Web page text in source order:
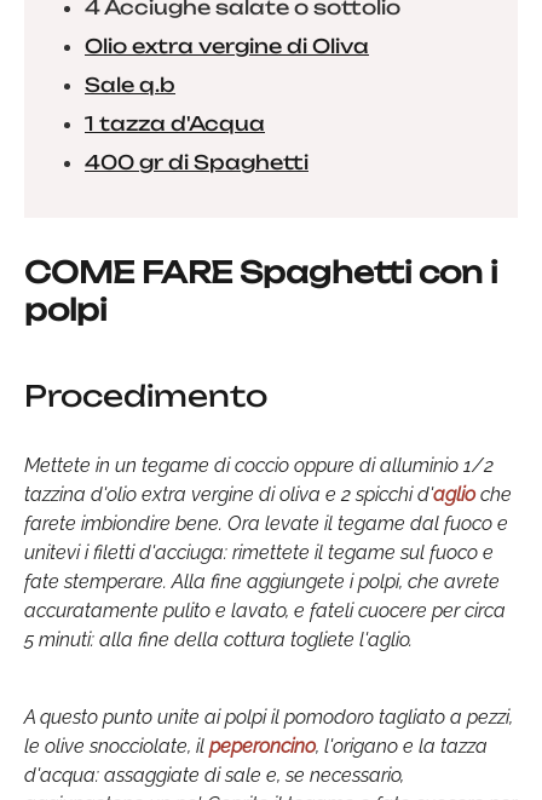
4 Acciughe salate o sottolio
Olio extra vergine di Oliva
Sale q.b
1 tazza d'Acqua
400 gr di Spaghetti
COME FARE Spaghetti con i
polpi
Procedimento
Mettete in un tegame di coccio oppure di alluminio 1/2
tazzina d'olio extra vergine di oliva e 2 spicchi d'aglioche
farete imbiondire bene. Ora levate il tegame dal fuoco e
unitevi i filetti d'acciuga: rimettete il tegame sul fuoco e
fate stemperare. Alla fine aggiungete i polpi, che avrete
accuratamente pulito e lavato, e fateli cuocere per circa
5 minuti: alla fine della cottura togliete l'aglio.
A questo punto unite ai polpi il pomodoro tagliato a pezzi,
le olive snocciolate, il peperoncino, l'origano e la tazza
d'acqua: assaggiate di sale e, se necessario,